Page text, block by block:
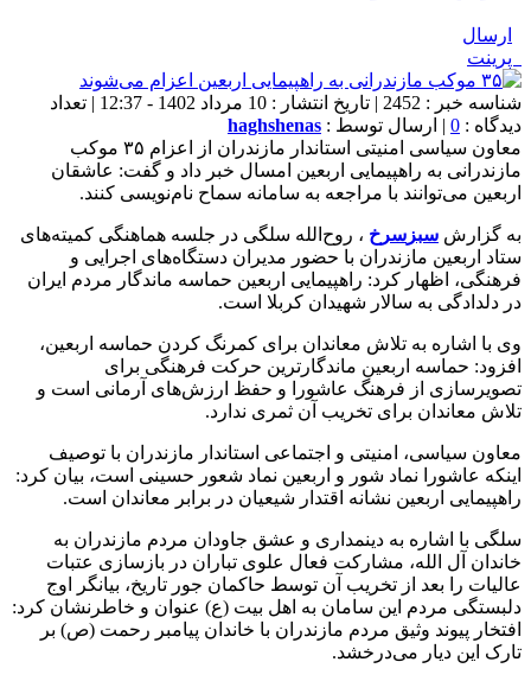
ارسال
پرینت
شناسه خبر : 2452 | تاریخ انتشار : 10 مرداد 1402 - 12:37 | تعداد
دیدگاه : 0 | ارسال توسط : haghshenas
معاون سیاسی امنیتی استاندار مازندران از اعزام ۳۵ موکب
مازندرانی به راهپیمایی اربعین امسال خبر داد و گفت: عاشقان
اربعین می‌توانند با مراجعه به سامانه سماح نام‌نویسی کنند.
به گزارش سبز سرخ ، روح‌الله سلگی در جلسه هماهنگی کمیته‌های
ستاد اربعین مازندران با حضور مدیران دستگاه‌های اجرایی و
فرهنگی، اظهار کرد: راهپیمایی اربعین حماسه ماندگار مردم ایران
در دلدادگی به سالار شهیدان کربلا است.
وی با اشاره به تلاش معاندان برای کمرنگ کردن حماسه اربعین،
افزود: حماسه اربعین ماندگارترین حرکت فرهنگی برای
تصویرسازی از فرهنگ عاشورا و حفظ ارزش‌های آرمانی است و
تلاش معاندان برای تخریب آن ثمری ندارد.
معاون سیاسی، امنیتی و اجتماعی استاندار مازندران با توصیف
اینکه عاشورا نماد شور و اربعین نماد شعور حسینی است، بیان کرد:
راهپیمایی اربعین نشانه اقتدار شیعیان در برابر معاندان است.
سلگی با اشاره به دینمداری و عشق جاودان مردم مازندران به
خاندان آل الله، مشارکت فعال علوی تباران در بازسازی عتبات
عالیات را بعد از تخریب آن توسط حاکمان جور تاریخ، بیانگر اوج
دلبستگی مردم این سامان به اهل بیت (ع) عنوان و خاطرنشان کرد:
افتخار پیوند وثیق مردم مازندران با خاندان پیامبر رحمت (ص) بر
تارک این دیار می‌درخشد.